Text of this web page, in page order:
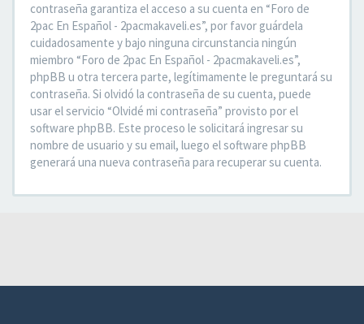
contraseña garantiza el acceso a su cuenta en “Foro de
2pac En Español - 2pacmakaveli.es”, por favor guárdela
cuidadosamente y bajo ninguna circunstancia ningún
miembro “Foro de 2pac En Español - 2pacmakaveli.es”,
phpBB u otra tercera parte, legítimamente le preguntará su
contraseña. Si olvidó la contraseña de su cuenta, puede
usar el servicio “Olvidé mi contraseña” provisto por el
software phpBB. Este proceso le solicitará ingresar su
nombre de usuario y su email, luego el software phpBB
generará una nueva contraseña para recuperar su cuenta.